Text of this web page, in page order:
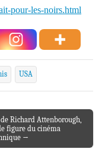
pour-les-noirs.html
USA
Richard Attenborough,
figure du cinéma
→